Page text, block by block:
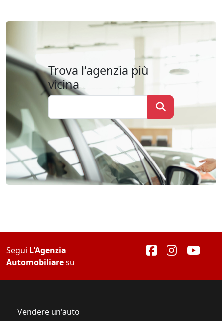
Trova l'agenzia più
vicina
Segui L'Agenzia
Automobiliaresu
Vendere un'auto